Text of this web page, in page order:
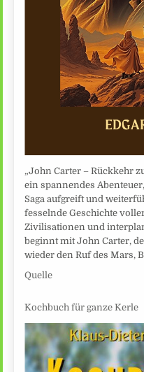
„John Carter – Rückkehr
ein spannendes
Saga aufgreift und
fesselnde Geschichte
Zivilisationen und
beginnt mit John Carter,
wieder den Ruf des Mars,
Quelle
Kochbuch für ganze Kerle